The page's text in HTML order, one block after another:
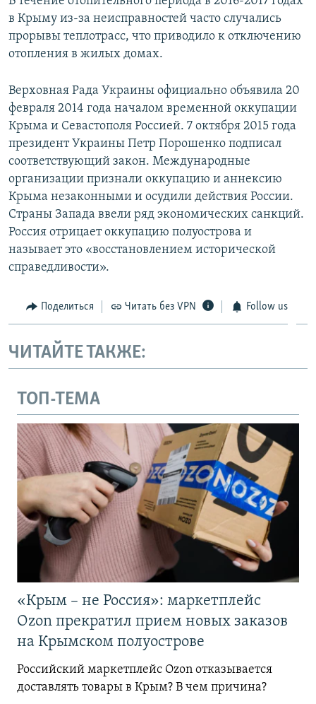
в Крыму из-за неисправностей часто случались
прорывы теплотрасс, что приводило к отключению
отопления в жилых домах.
Верховная Рада Украины официально объявила 20
февраля 2014 года началом временной оккупации
Крыма и Севастополя Россией. 7 октября 2015 года
президент Украины Петр Порошенко подписал
соответствующий закон. Международные
организации признали оккупацию и аннексию
Крыма незаконными и осудили действия России.
Страны Запада ввели ряд экономических санкций.
Россия отрицает оккупацию полуострова и
называет это «восстановлением исторической
справедливости».
Поделиться Читать без VPN Follow us
ЧИТАЙТЕ ТАКЖЕ:
ТОП-ТЕМА
«Крым – не Россия»: маркетплейс
Ozon прекратил прием новых заказов
на Крымском полуострове
Российский маркетплейс Ozon отказывается
доставлять товары в Крым? В чем причина?